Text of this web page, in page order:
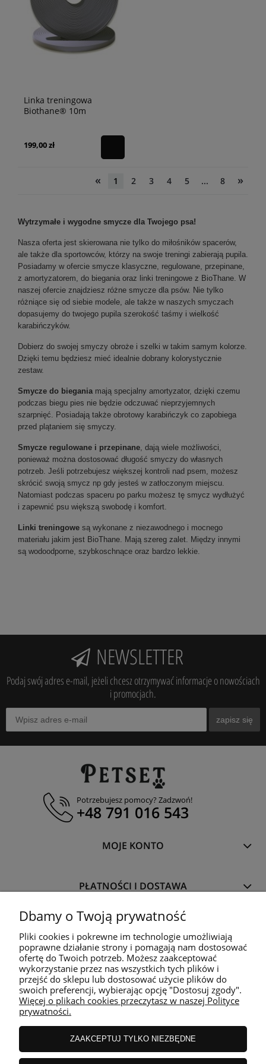
Linka treningowa
Biothane® 10m
13 mm) szara
199,00 zł
« 1 2 3 4 5 ... 8 »
Wytrzymałe i wygodne smycze dla Twojego psa!
Nasza oferta jest skierowana nie tylko do miłośników spacerów,
ale także dla sportowców, którzy na swoje treningi zabierają pupila.
Posiadamy w ofercie smycze klasyczne, regulowane, przepinane,
z amortyzatorem, do biegania oraz linki treningowe z BioThane. W
naszej ofercie znajdziesz różne smycze dla psów. Nie tylko
różniące się od siebie modele, ale także w naszych smyczach
dopasujemy do twojego pupila szerokość taśmy i wielkość
karabińczyków.
Dobierz do swojej smyczy obroże i szelki w takim samym kolorze.
Dzięki temu będziesz mieć idealnie dobrany kolorystycznie
zestaw.
Smycze do bieganiamają specjalny amortyzator, dzięki czemu
podczas biegu pies nie będzie odczuwać nieprzyjemnych
szarpnięć. Posiadają także obrotowy karabińczyk co zapobiega
przed plątaniem się smyczy.
Smycze regulowane i przepinane, dają wiele możliwości,
ponieważ można dostosować długość smyczy do własnych
potrzeb. Jeśli potrzebujesz większej kontroli nad psem, możesz
skrócić swoją smycz np gdy jesteś w zatłoczonym miejscu.
Natomiast podczas spaceru po parku możesz tę smycz wydłużyć
i zapewnić psu większą swobodę i komfort.
Linki treningowe są wykonane z niezawodnego i mocnego
materiału jakim jest BioThane. Mają szereg zalet. Między innymi
są wodoodporne, szybkoschnące oraz bardzo lekkie.
NEWSLETTER
Podaj swój adres e-mail, jeżeli chcesz otrzymywać informacje o nowościach
i promocjach.
zapisz się
Potrzebujesz pomocy? Zadzwoń!
+48 791 016 543
MOJE KONTO
PŁATNOŚCI I DOSTAWA
INFORMACJE
O NAS
Wojewódzki Inspektorat Weterynarii
z siedzibą w Siedlcach
ul. Kazimierzowska 29
Dbamy o Twoją prywatność
Pliki cookies i pokrewne im technologie umożliwiają
poprawne działanie strony i pomagają nam dostosować
ofertę do Twoich potrzeb. Możesz zaakceptować
wykorzystanie przez nas wszystkich tych plików i
przejść do sklepu lub dostosować użycie plików do
swoich preferencji, wybierając opcję "Dostosuj zgody".
Więcej o plikach cookies przeczytasz w naszej Polityce
prywatności.
ZAAKCEPTUJ TYLKO NIEZBĘDNE